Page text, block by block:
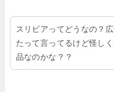
スリビアってどうなの？
たって言ってるけど怪し
品なのかな？？